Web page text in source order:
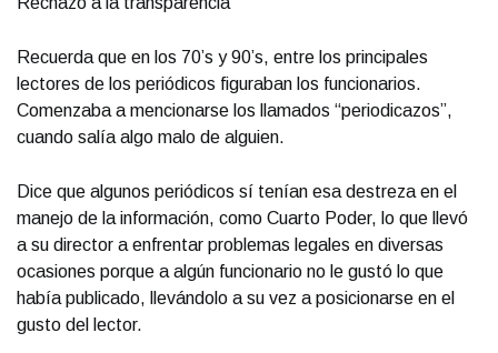
Recuerda que en los 70’s y 90’s, entre los principales
lectores de los periódicos figuraban los funcionarios.
Comenzaba a mencionarse los llamados “periodicazos”,
cuando salía algo malo de alguien.
Dice que algunos periódicos sí tenían esa destreza en el
manejo de la información, como Cuarto Poder, lo que llevó
a su director a enfrentar problemas legales en diversas
ocasiones porque a algún funcionario no le gustó lo que
había publicado, llevándolo a su vez a posicionarse en el
gusto del lector.